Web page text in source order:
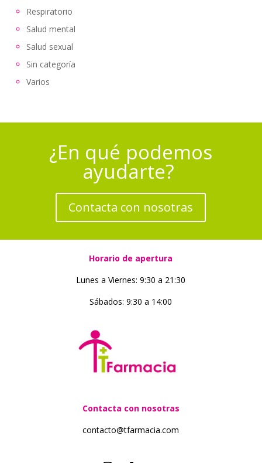
Respiratorio
Salud mental
Salud sexual
Sin categoría
Varios
¿En qué podemos
ayudarte?
Contacta con nosotras
Horario de apertura
Lunes a Viernes: 9:30 a 21:30
Sábados: 9:30 a 14:00
Contacta con nosotras
contacto@tfarmacia.com